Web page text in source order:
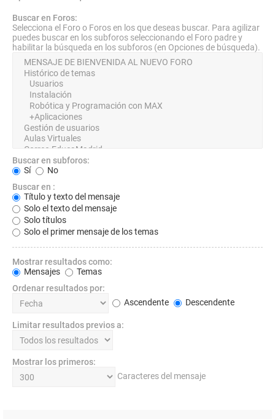
Buscar en Foros:
Selecciona el Foro o Foros en los que deseas buscar. Para agilizar
puedes buscar en los subforos seleccionando el Foro padre y
habilitar la búsqueda en los subforos (en Opciones de búsqueda).
Buscar en subforos:
Sí
No
Buscar en :
Título y texto del mensaje
Solo el texto del mensaje
Solo títulos
Solo el primer mensaje de los temas
Mostrar resultados como:
Mensajes
Temas
Ordenar resultados por:
Ascendente
Descendente
Limitar resultados previos a:
Mostrar los primeros:
Caracteres del mensaje